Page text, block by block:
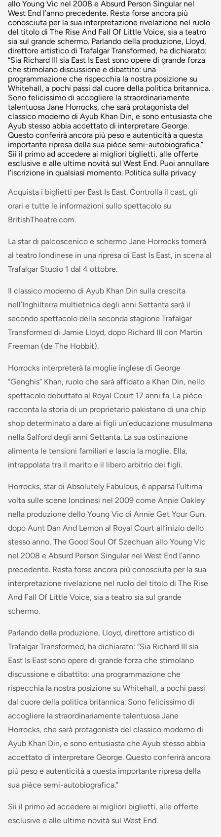
allo Young Vic nel 2008 e Absurd Person Singular nel
West End l’anno precedente. Resta forse ancora più
conosciuta per la sua interpretazione rivelazione nel ruolo
del titolo di The Rise And Fall Of Little Voice, sia a teatro
sia sul grande schermo. Parlando della produzione, Lloyd,
direttore artistico di Trafalgar Transformed, ha dichiarato:
“Sia Richard III sia East Is East sono opere di grande forza
che stimolano discussione e dibattito: una
programmazione che rispecchia la nostra posizione su
Whitehall, a pochi passi dal cuore della politica britannica.
Sono felicissimo di accogliere la straordinariamente
talentuosa Jane Horrocks, che sarà protagonista del
classico moderno di Ayub Khan Din, e sono entusiasta che
Ayub stesso abbia accettato di interpretare George.
Questo conferirà ancora più peso e autenticità a questa
importante ripresa della sua pièce semi-autobiografica.”
Sii il primo ad accedere ai migliori biglietti, alle offerte
esclusive e alle ultime novità sul West End. Puoi annullare
l'iscrizione in qualsiasi momento. Politica sulla privacy
Acquista i biglietti per East Is East. Controlla il cast, gli
orari e tutte le informazioni sullo spettacolo su
BritishTheatre.com.
La star di palcoscenico e schermo Jane Horrocks tornerà
al teatro londinese in una ripresa di East Is East, in scena al
Trafalgar Studio 1 dal 4 ottobre.
Il classico moderno di Ayub Khan Din sulla crescita
nell’Inghilterra multietnica degli anni Settanta sarà il
secondo spettacolo della seconda stagione Trafalgar
Transformed di Jamie Lloyd, dopo Richard III con Martin
Freeman (de The Hobbit).
Horrocks interpreterà la moglie inglese di George
“Genghis” Khan, ruolo che sarà affidato a Khan Din, nello
spettacolo debuttato al Royal Court 17 anni fa. La pièce
racconta la storia di un proprietario pakistano di una chip
shop determinato a dare ai figli un’educazione musulmana
nella Salford degli anni Settanta. La sua ostinazione
alimenta le tensioni familiari e lascia la moglie, Ella,
intrappolata tra il marito e il libero arbitrio dei figli.
Horrocks, star di Absolutely Fabulous, è apparsa l’ultima
volta sulle scene londinesi nel 2009 come Annie Oakley
nella produzione dello Young Vic di Annie Get Your Gun,
dopo Aunt Dan And Lemon al Royal Court all’inizio dello
stesso anno, The Good Soul Of Szechuan allo Young Vic
nel 2008 e Absurd Person Singular nel West End l’anno
precedente. Resta forse ancora più conosciuta per la sua
interpretazione rivelazione nel ruolo del titolo di The Rise
And Fall Of Little Voice, sia a teatro sia sul grande
schermo.
Parlando della produzione, Lloyd, direttore artistico di
Trafalgar Transformed, ha dichiarato: “Sia Richard III sia
East Is East sono opere di grande forza che stimolano
discussione e dibattito: una programmazione che
rispecchia la nostra posizione su Whitehall, a pochi passi
dal cuore della politica britannica. Sono felicissimo di
accogliere la straordinariamente talentuosa Jane
Horrocks, che sarà protagonista del classico moderno di
Ayub Khan Din, e sono entusiasta che Ayub stesso abbia
accettato di interpretare George. Questo conferirà ancora
più peso e autenticità a questa importante ripresa della
sua pièce semi-autobiografica.”
Sii il primo ad accedere ai migliori biglietti, alle offerte
esclusive e alle ultime novità sul West End.